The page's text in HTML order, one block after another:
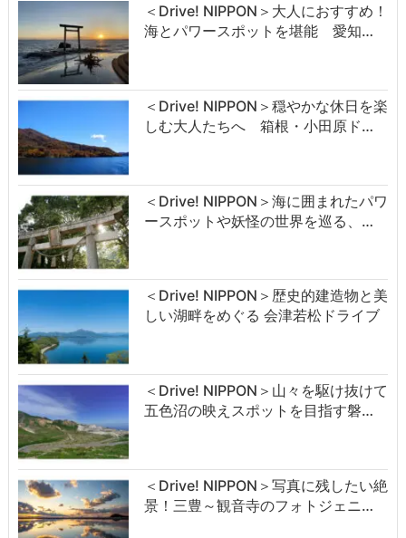
＜Drive! NIPPON＞大人におすすめ！
海とパワースポットを堪能 愛知…
＜Drive! NIPPON＞穏やかな休日を楽
しむ大人たちへ 箱根・小田原ド…
＜Drive! NIPPON＞海に囲まれたパワ
ースポットや妖怪の世界を巡る、…
＜Drive! NIPPON＞歴史的建造物と美
しい湖畔をめぐる 会津若松ドライブ
＜Drive! NIPPON＞山々を駆け抜けて
五色沼の映えスポットを目指す磐…
＜Drive! NIPPON＞写真に残したい絶
景！三豊～観音寺のフォトジェニ…